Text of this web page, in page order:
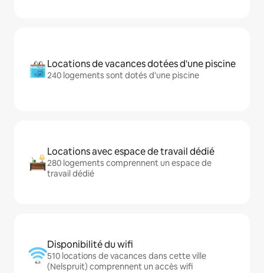
Locations de vacances dotées d'une piscine
240 logements sont dotés d'une piscine
Locations avec espace de travail dédié
280 logements comprennent un espace de
travail dédié
Disponibilité du wifi
510 locations de vacances dans cette ville
(Nelspruit) comprennent un accès wifi